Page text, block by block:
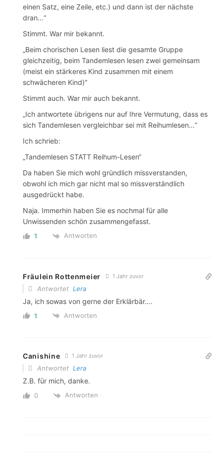
einen Satz, eine Zeile, etc.) und dann ist der nächste
dran…“
Stimmt. War mir bekannt.
„Beim chorischen Lesen liest die gesamte Gruppe
gleichzeitig, beim Tandemlesen lesen zwei gemeinsam
(meist ein stärkeres Kind zusammen mit einem
schwächeren Kind)“
Stimmt auch. War mir auch bekannt.
„Ich antwortete übrigens nur auf Ihre Vermutung, dass es
sich Tandemlesen vergleichbar sei mit Reihumlesen…“
Ich schrieb:
„Tandemlesen STATT Reihum-Lesen“
Da haben Sie mich wohl gründlich missverstanden,
obwohl ich mich gar nicht mal so missverständlich
ausgedrückt habe.
Naja. Immerhin haben Sie es nochmal für alle
Unwissenden schön zusammengefasst.
1 Antworten
Fräulein Rottenmeier 1 Jahr zuvor
Antwortet Lera
Ja, ich sowas von gerne der Erklärbär….
1 Antworten
Canishine 1 Jahr zuvor
Antwortet Lera
Z.B. für mich, danke.
0 Antworten